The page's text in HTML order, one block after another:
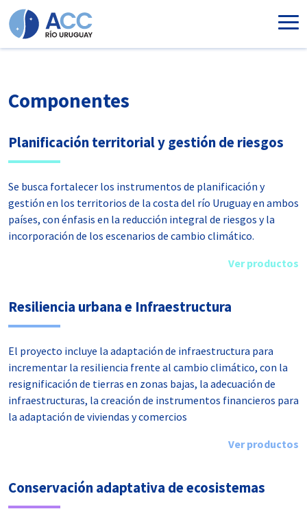
Ir al contenido principal
Componentes
Planificación territorial y gestión de riesgos
Se busca fortalecer los instrumentos de planificación y
gestión en los territorios de la costa del río Uruguay en ambos
países, con énfasis en la reducción integral de riesgos y la
incorporación de los escenarios de cambio climático.
Ver productos
Resiliencia urbana e Infraestructura
El proyecto incluye la adaptación de infraestructura para
incrementar la resiliencia frente al cambio climático, con la
resignificación de tierras en zonas bajas, la adecuación de
infraestructuras, la creación de instrumentos financieros para
la adaptación de viviendas y comercios
Ver productos
Conservación adaptativa de ecosistemas